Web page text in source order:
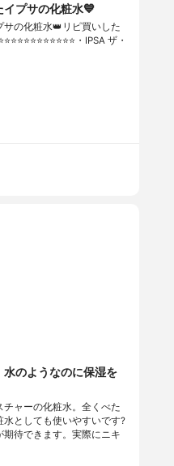
プサの化粧水💙
の化粧水👑リピ買いした
・IPSA ザ・
のようなのに保湿を
ャーの化粧水。全くべた
としても使いやすいです?
期待できます。実際にニキ